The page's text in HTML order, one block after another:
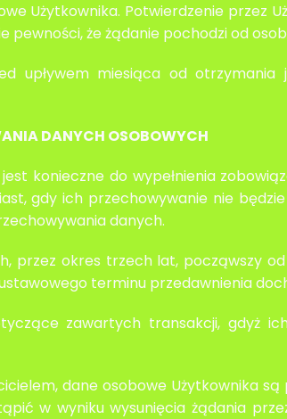
Użytkownika. Potwierdzenie przez
że żądanie pochodzi od
upływem miesiąca od
DANYCH OSOBOWYCH
konieczne do wypełnienia
gdy ich przechowywanie nie
danych.
przez okres trzech lat, począwszy
terminu przedawnienia
zawartych transakcji, gdyż
dane osobowe Użytkownika
w wyniku wysunięcia żądania